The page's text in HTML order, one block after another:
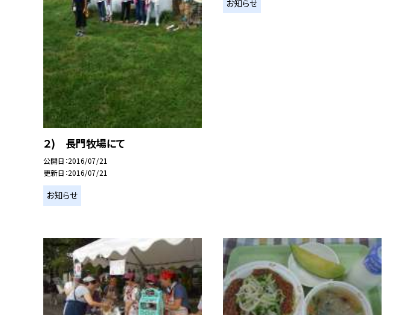
２) 長門牧場にて
公開日 2016/07/21
更新日 2016/07/21
お知らせ
お知らせ